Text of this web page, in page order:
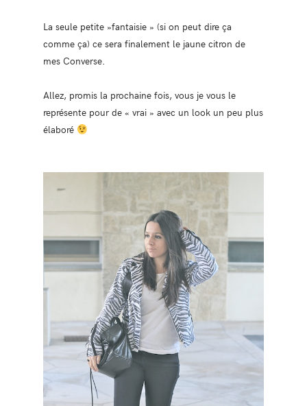
La seule petite »fantaisie » (si on peut dire ça
comme ça) ce sera finalement le jaune citron de
mes Converse.
Allez, promis la prochaine fois, vous je vous le
représente pour de « vrai » avec un look un peu plus
élaboré